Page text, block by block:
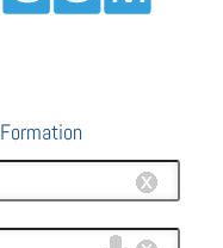
Formation